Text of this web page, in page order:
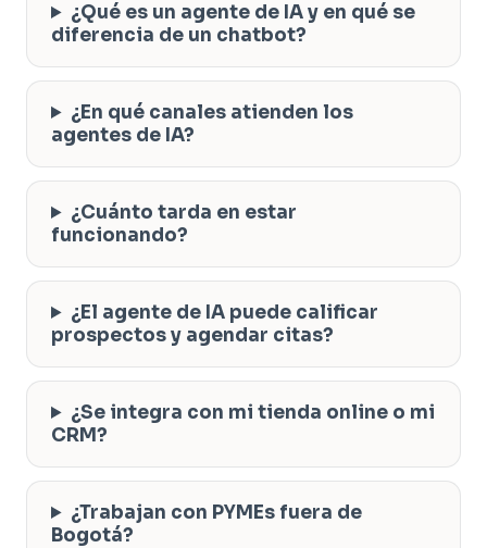
¿Qué es un agente de IA y en qué se
diferencia de un chatbot?
¿En qué canales atienden los
agentes de IA?
¿Cuánto tarda en estar
funcionando?
¿El agente de IA puede calificar
prospectos y agendar citas?
¿Se integra con mi tienda online o mi
CRM?
¿Trabajan con PYMEs fuera de
Bogotá?